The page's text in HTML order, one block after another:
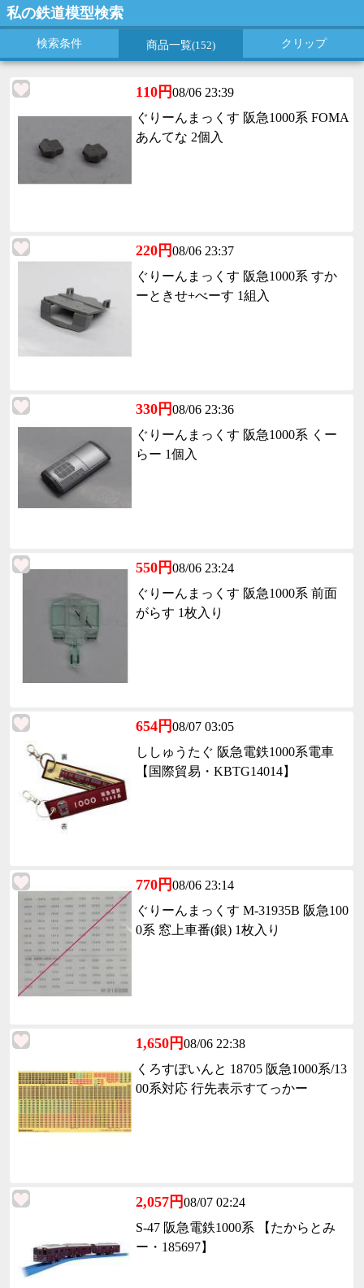
私の鉄道模型検索
検索条件 商品一覧(152) クリップ
110円08/06 23:39
ぐりーんまっくす 阪急1000系 FOMA
あんてな 2個入
220円08/06 23:37
ぐりーんまっくす 阪急1000系 すか
ーときせ+べーす 1組入
330円08/06 23:36
ぐりーんまっくす 阪急1000系 くー
らー 1個入
550円08/06 23:24
ぐりーんまっくす 阪急1000系 前面
がらす 1枚入り
654円08/07 03:05
ししゅうたぐ 阪急電鉄1000系電車
【国際貿易・KBTG14014】
770円08/06 23:14
ぐりーんまっくす M-31935B 阪急100
0系 窓上車番(銀) 1枚入り
1,650円08/06 22:38
くろすぽいんと 18705 阪急1000系/13
00系対応 行先表示すてっかー
2,057円08/07 02:24
S-47 阪急電鉄1000系 【たからとみ
ー・185697】